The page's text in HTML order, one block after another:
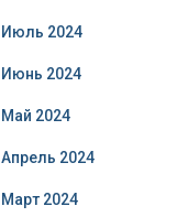
Июль 2024
Июнь 2024
Май 2024
Апрель 2024
Март 2024